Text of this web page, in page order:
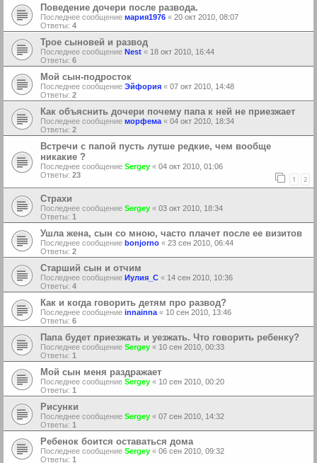
Поведение дочери после развода.
Последнее сообщение мария1976 « 20 окт 2010, 08:07
Ответы: 4
Трое сыновей и развод
Последнее сообщение Nest « 18 окт 2010, 16:44
Ответы: 6
Мой сын-подросток
Последнее сообщение Эйфория « 07 окт 2010, 14:48
Ответы: 2
Как объяснить дочери почему папа к ней не приезжает
Последнее сообщение морфема « 04 окт 2010, 18:34
Ответы: 2
Встречи с папой пусть лутше редкие, чем вообще
никакие ?
Последнее сообщение Sergey « 04 окт 2010, 01:06
Ответы: 23 1 2
Страхи
Последнее сообщение Sergey « 03 окт 2010, 18:34
Ответы: 1
Ушла жена, сын со мною, часто плачет после ее визитов
Последнее сообщение bonjorno « 23 сен 2010, 06:44
Ответы: 2
Старший сын и отчим
Последнее сообщение Иулия_С « 14 сен 2010, 10:36
Ответы: 4
Как и когда говорить детям про развод?
Последнее сообщение innainna « 10 сен 2010, 13:46
Ответы: 6
Папа будет приезжать и уезжать. Что говорить ребенку?
Последнее сообщение Sergey « 10 сен 2010, 00:33
Ответы: 1
Мой сын меня раздражает
Последнее сообщение Sergey « 10 сен 2010, 00:20
Ответы: 1
Рисунки
Последнее сообщение Sergey « 07 сен 2010, 14:32
Ответы: 1
Ребенок боится оставаться дома
Последнее сообщение Sergey « 06 сен 2010, 09:32
Ответы: 1